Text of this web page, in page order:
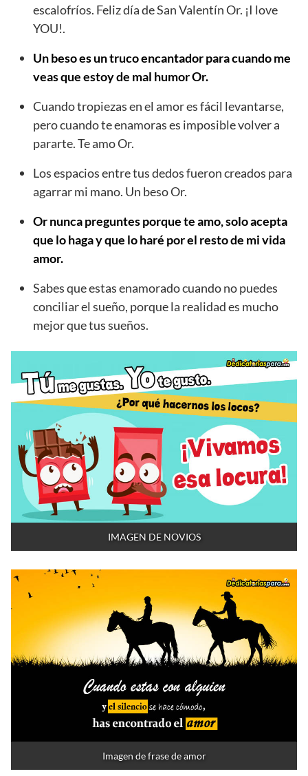
escalofríos. Feliz día de San Valentín Or. ¡I love
YOU!.
Un beso es un truco encantador para cuando me
veas que estoy de mal humor Or.
Cuando tropiezas en el amor es fácil levantarse,
pero cuando te enamoras es imposible volver a
pararte. Te amo Or.
Los espacios entre tus dedos fueron creados para
agarrar mi mano. Un beso Or.
Or nunca preguntes porque te amo, solo acepta
que lo haga y que lo haré por el resto de mi vida
amor.
Sabes que estas enamorado cuando no puedes
conciliar el sueño, porque la realidad es mucho
mejor que tus sueños.
IMAGEN DE NOVIOS
Imagen de frase de amor